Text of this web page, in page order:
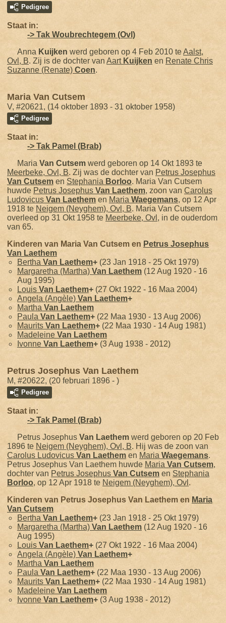
Pedigree
Staat in:
-> Tak Woubrechtegem (Ovl)
Anna Kuijken werd geboren op 4 Feb 2010 teAalst,
Ovl, B. Zij is de dochter van Aart Kuijken en Renate Chris
Suzanne (Renate) Coen.
Maria Van Cutsem
V, #20621, (14 oktober 1893 - 31 oktober 1958)
Pedigree
Staat in:
-> Tak Pamel (Brab)
Maria Van Cutsem werd geboren op 14 Okt 1893 te
Meerbeke, Ovl, B. Zij was de dochter van Petrus Josephus
Van Cutsem en Stephania Borloo. Maria Van Cutsem
huwde Petrus Josephus Van Laethem, zoon van Carolus
Ludovicus Van Laethem en Maria Waegemans, op 12 Apr
1918 te Neigem (Neyghem), Ovl, B. Maria Van Cutsem
overleed op 31 Okt 1958 te Meerbeke, Ovl , in de ouderdom
van 65.
Kinderen van Maria Van Cutsem en Petrus Josephus
Van Laethem
Bertha Van Laethem+ (23 Jan 1918 - 25 Okt 1979)
Margaretha (Martha) Van Laethem (12 Aug 1920 - 16
Aug 1995)
Louis Van Laethem+ (27 Okt 1922 - 16 Maa 2004)
Angela (Angèle) Van Laethem+
Martha Van Laethem
Paula Van Laethem+ (22 Maa 1930 - 13 Aug 2006)
Maurits Van Laethem+ (22 Maa 1930 - 14 Aug 1981)
Madeleine Van Laethem
Ivonne Van Laethem+ (3 Aug 1938 - 2012)
Petrus Josephus Van Laethem
M, #20622, (20 februari 1896 - )
Pedigree
Staat in:
-> Tak Pamel (Brab)
Petrus Josephus Van Laethem werd geboren op 20 Feb
1896 te Neigem (Neyghem), Ovl, B. Hij was de zoon van
Carolus Ludovicus Van Laethem en Maria Waegemans.
Petrus Josephus Van Laethem huwde Maria Van Cutsem,
dochter van Petrus Josephus Van Cutsem en Stephania
Borloo, op 12 Apr 1918 te Neigem (Neyghem), Ovl .
Kinderen van Petrus Josephus Van Laethem en Maria
Van Cutsem
Bertha Van Laethem+ (23 Jan 1918 - 25 Okt 1979)
Margaretha (Martha) Van Laethem (12 Aug 1920 - 16
Aug 1995)
Louis Van Laethem+ (27 Okt 1922 - 16 Maa 2004)
Angela (Angèle) Van Laethem+
Martha Van Laethem
Paula Van Laethem+ (22 Maa 1930 - 13 Aug 2006)
Maurits Van Laethem+ (22 Maa 1930 - 14 Aug 1981)
Madeleine Van Laethem
Ivonne Van Laethem+ (3 Aug 1938 - 2012)